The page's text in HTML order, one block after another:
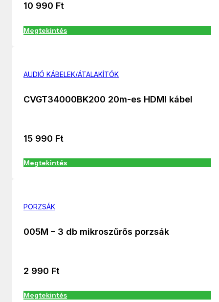
10 990 Ft
Megtekintés
AUDIÓ KÁBELEK/ÁTALAKÍTÓK
CVGT34000BK200 20m-es HDMI kábel
15 990 Ft
Megtekintés
PORZSÁK
005M – 3 db mikroszűrős porzsák
2 990 Ft
Megtekintés